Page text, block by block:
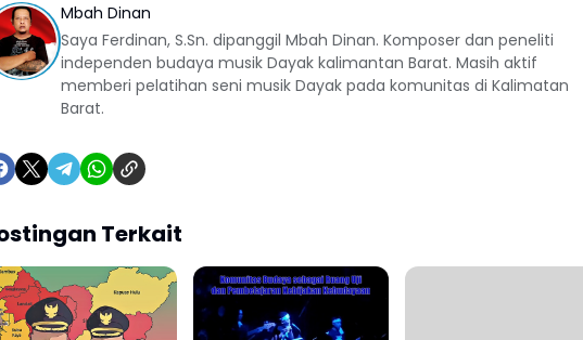
Mbah Dinan
Saya Ferdinan, S.Sn. dipanggil Mbah Dinan. Komposer dan peneliti
independen budaya musik Dayak kalimantan Barat. Masih aktif
memberi pelatihan seni musik Dayak pada komunitas di Kalimatan
Barat.
Terkait